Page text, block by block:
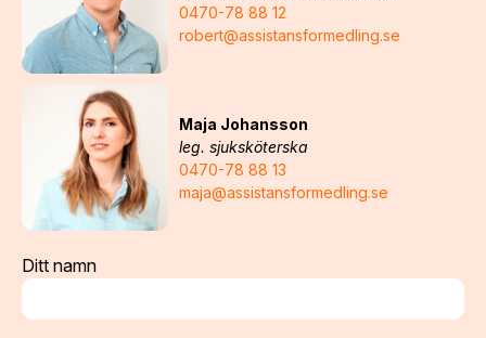
0470-78 88 12
robert@assistansformedling.se
Maja Johansson
leg. sjuksköterska
0470-78 88 13
maja@assistansformedling.se
Ditt namn